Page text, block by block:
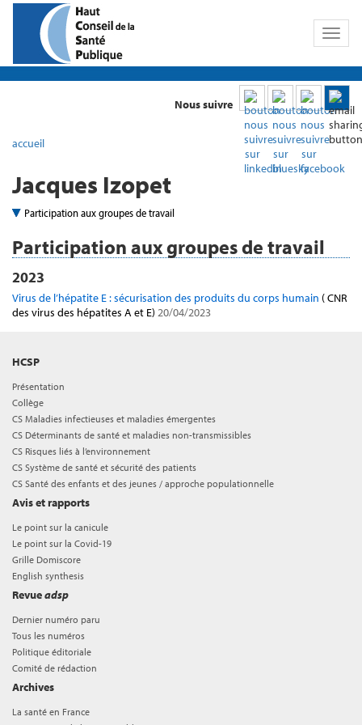
Toggle
Nous suivre
accueil
Jacques Izopet
Participation aux groupes de travail
Participation aux groupes de travail
2023
Virus de l’hépatite E : sécurisation des produits du corps humain ( CNR
des virus des hépatites A et E) 20/04/2023
HCSP
Présentation
Collège
CS Maladies infectieuses et maladies émergentes
CS Déterminants de santé et maladies non-transmissibles
CS Risques liés à l’environnement
CS Système de santé et sécurité des patients
CS Santé des enfants et des jeunes / approche populationnelle
Avis et rapports
Le point sur la canicule
Le point sur la Covid-19
Grille Domiscore
English synthesis
Revueadsp
Dernier numéro paru
Tous les numéros
Politique éditoriale
Comité de rédaction
Archives
La santé en France